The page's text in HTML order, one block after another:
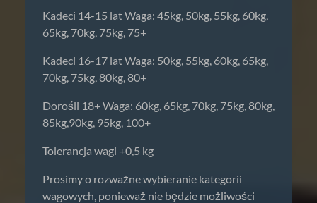
Kadeci 14-15 lat Waga: 45kg, 50kg, 55kg, 60kg,
65kg, 70kg, 75kg, 75+
Kadeci 16-17 lat Waga: 50kg, 55kg, 60kg, 65kg,
70kg, 75kg, 80kg, 80+
Dorośli 18+ Waga: 60kg, 65kg, 70kg, 75kg, 80kg,
85kg,90kg, 95kg, 100+
Tolerancja wagi +0,5 kg
Prosimy o rozważne wybieranie kategorii
wagowych, ponieważ nie będzie możliwości